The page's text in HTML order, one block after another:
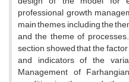
professional growth
main themes, including the
and the theme of
section showed that the
and indicators of the
Management of